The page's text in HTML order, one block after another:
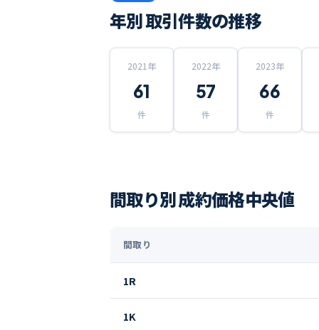
年別 取引件数の推移
2021 年
61
件
2022年
57
件
2023年
66
件
間取り別 成約価格中央値
間取り
1R
1K